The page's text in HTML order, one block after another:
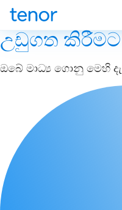
උඩුගත
ඔබේ මාධ්‍ය ගොනු මෙහි